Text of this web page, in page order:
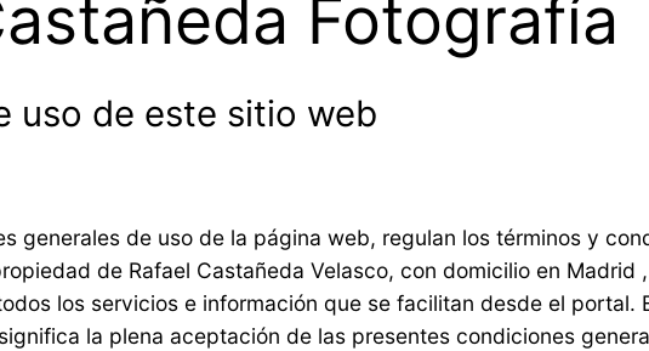
Fotografía
uso de este sitio web
generales de uso de la página web, regulan los términos y
de Rafael Castañeda Velasco, con domicilio en
los servicios e información que se facilitan desde el
la plena aceptación de las presentes condiciones